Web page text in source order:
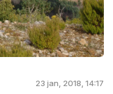
23 jan, 2018, 14:17